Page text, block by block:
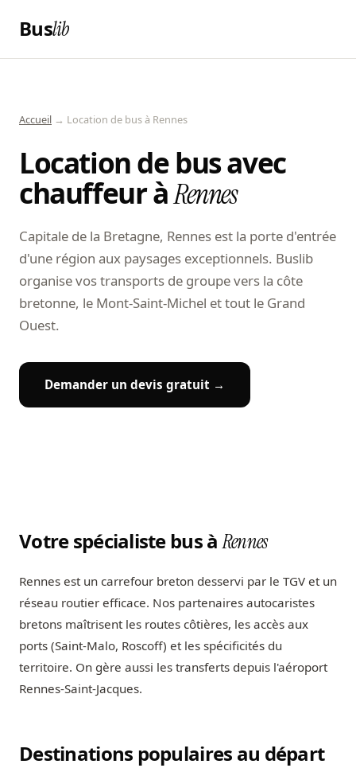
Buslib
Accueil → Location de bus à Rennes
Location de bus avec
chauffeur àRennes
Capitale de la Bretagne, Rennes est la porte d'entrée
d'une région aux paysages exceptionnels. Buslib
organise vos transports de groupe vers la côte
bretonne, le Mont-Saint-Michel et tout le Grand
Ouest.
Demander un devis gratuit →
Votre spécialiste bus àRennes
Rennes est un carrefour breton desservi par le TGV et un
réseau routier efficace. Nos partenaires autocaristes
bretons maîtrisent les routes côtières, les accès aux
ports (Saint-Malo, Roscoff) et les spécificités du
territoire. On gère aussi les transferts depuis l'aéroport
Rennes-Saint-Jacques.
Destinations populaires au départ